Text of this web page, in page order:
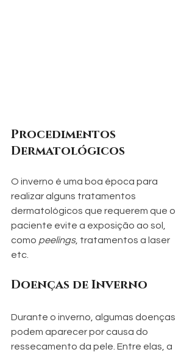
Procedimentos
Dermatológicos
O inverno é uma boa época para
realizar alguns tratamentos
dermatológicos que requerem que o
paciente evite a exposição ao sol,
como peelings, tratamentos a laser
etc.
Doenças de Inverno
Durante o inverno, algumas doenças
podem aparecer por causa do
ressecamento da pele. Entre elas, a